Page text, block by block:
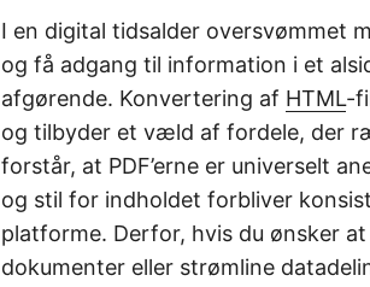
I en digital tidsalder oversvømmet
og få adgang til information i et
afgørende. Konvertering af HTML-
og tilbyder et væld af fordele, der
forstår, at PDF’erne er universelt
og stil for indholdet forbliver
platforme. Derfor, hvis du ønsker
dokumenter eller strømline